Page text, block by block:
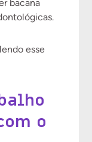
bacana
esse
o